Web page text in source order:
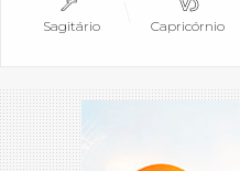
Sagitário Capricórnio